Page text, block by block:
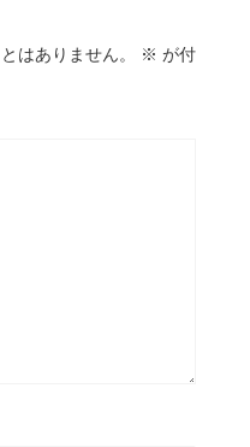
はありません。 ※ が付